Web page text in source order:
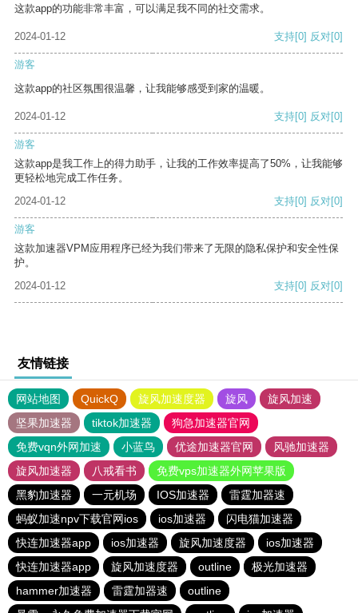
这款app的功能非常丰富，可以满足我不同的社交需求。
2024-01-12 支持[0] 反对[0]
游客
这款app的社区氛围很温馨，让我能够感受到家的温暖。
2024-01-12 支持[0] 反对[0]
游客
这款app是我工作上的得力助手，让我的工作效率提高了50%，让我能够
更轻松地完成工作任务。
2024-01-12
支持[0] 反对[0]
游客
这款加速器VPM应用程序已经为我们带来了无限的隐私保护和安全性保
护。
2024-01-12
支持[0] 反对[0]
友情链接
网站地图 QuickQ 旋风加速度器 旋风
旋风加速
坚果加速器
tiktok加速器
狗急加速器官网
免费vqn外网加速
小蓝鸟 优途加速器官网
风驰加速器
旋风加速器
八戒看书
免费vps加速器外网苹果版
黑豹加速器
一元机场 IOS加速器
雷霆加器速
蚂蚁加速npv下载官网ios
ios加速器
闪电猫加速器
快连加速器app
ios加速器 旋风加速度器
ios加速器
快连加速器app
旋风加速度器 outline
极光加速器
hammer加速器
雷霆加器速
outline